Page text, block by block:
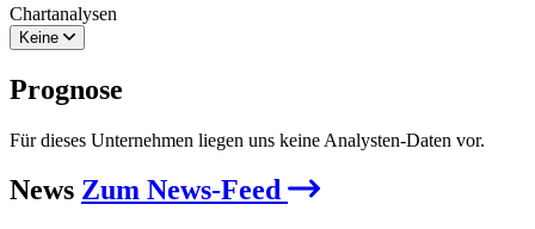
Chartanalysen
Keine
Prognose
Für dieses Unternehmen liegen uns keine Analysten-Daten vor.
News Zum News-Feed